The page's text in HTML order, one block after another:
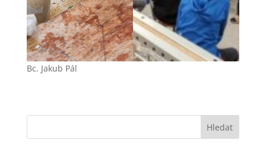
Bc. Jakub Pál
Hledat